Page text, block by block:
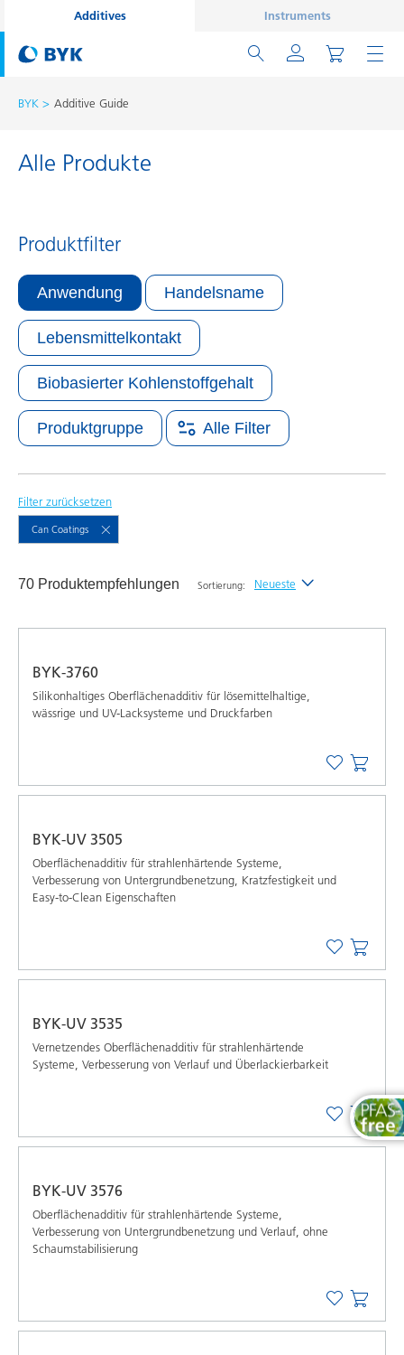
Additives Instruments
BYK Additive Guide
Alle Produkte
Produktfilter
Anwendung Handelsname
Lebensmittelkontakt
Biobasierter Kohlenstoffgehalt
Produktgruppe Alle Filter
Filter zurücksetzen
Can Coatings
70 Produktempfehlungen Sortierung: Neueste
BYK-3760
Silikonhaltiges Oberﬂächenadditiv für lösemittelhaltige,
wässrige und UV-Lacksysteme und Druckfarben
BYK-UV 3505
Oberflächenadditiv für strahlenhärtende Systeme,
Verbesserung von Untergrundbenetzung, Kratzfestigkeit und
Easy-to-Clean Eigenschaften
BYK-UV 3535
Vernetzendes Oberflächenadditiv für strahlenhärtende
Systeme, Verbesserung von Verlauf und Überlackierbarkeit
BYK-UV 3576
Oberflächenadditiv für strahlenhärtende Systeme,
Verbesserung von Untergrundbenetzung und Verlauf, ohne
Schaumstabilisierung